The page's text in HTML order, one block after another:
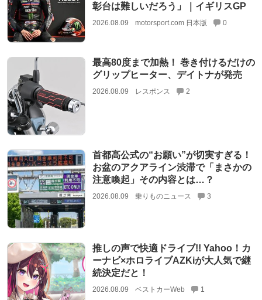
彰台は難しいだろう」｜イギリスGP
2026.08.09 motorsport.com 日本版 0
最高80度まで加熱！ 巻き付けるだけの
グリップヒーター、デイトナが発売
2026.08.09 レスポンス 2
首都高公式の“お願い”が切実すぎる！
お盆のアクアライン渋滞で「まさかの
注意喚起」その内容とは…？
2026.08.09 乗りものニュース 3
推しの声で快適ドライブ!! Yahoo！カ
ーナビ×ホロライブAZKiが大人気で継
続決定だと！
2026.08.09 ベストカーWeb 1